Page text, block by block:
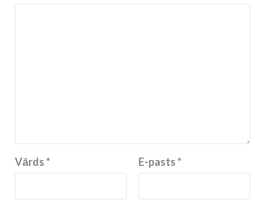
Vārds* E-pasts*